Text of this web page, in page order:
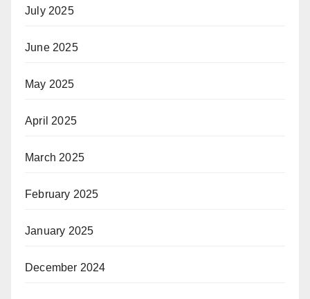
July 2025
June 2025
May 2025
April 2025
March 2025
February 2025
January 2025
December 2024